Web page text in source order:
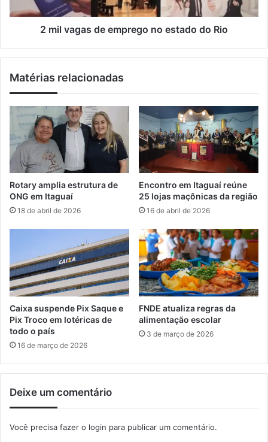
p
m
i
e
n
n
o
F
l
e
n
g
o
a
s
p
r
n
o
e
t
d
o
R
i
o
2 mil vagas de emprego no estado do Rio
Matérias relacionadas
Rotary amplia estrutura de
ONG em Itaguaí
18 de abril de 2026
Encontro em Itaguaí reúne
25 lojas maçônicas da região
16 de abril de 2026
Caixa suspende Pix Saque e
Pix Troco em lotéricas de
todo o país
16 de março de 2026
FNDE atualiza regras da
alimentação escolar
3 de março de 2026
Deixe um comentário
Você precisa fazer o login para publicar um comentário.